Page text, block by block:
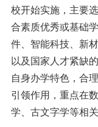
校开始实施，主要
合素质优秀或基础
件、智能科技、新
以及国家人才紧缺
自身办学特色，合
引领作用，重点在
学、古文字学等相关